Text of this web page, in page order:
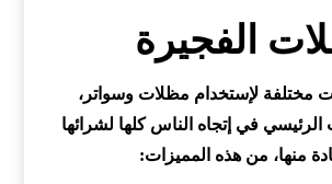
الفجيرة
مختلفة لإستخدام مظلات وسواتر،
في إتجاه الناس كلها لشرائها
منها، من هذه المميزات: